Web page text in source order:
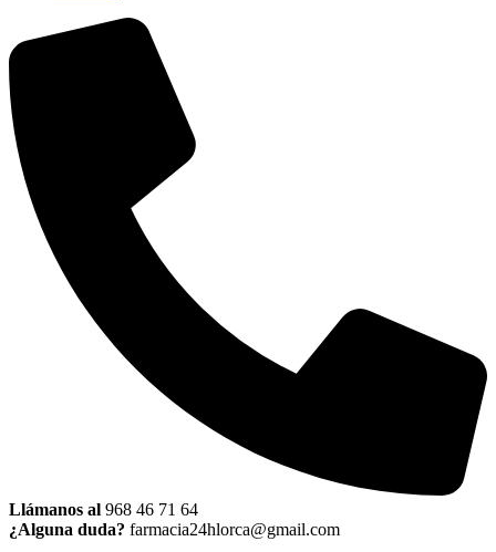
Llámanos al 968 46 71 64
¿Alguna duda? farmacia24hlorca@gmail.com